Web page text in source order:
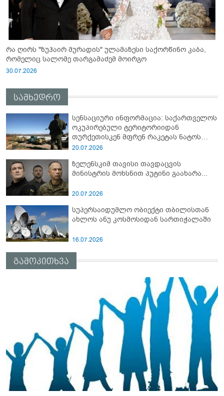
რა ღირს "ზუჰაირ მურადის" ულამაზესი საქორწინო კაბა,
რომელიც სალომე თარგამაძემ მოირგო
30.07.2026
სამხედრო
სენსაციური ინფორმაცია: საქართველოს
ოკუპირებული ტერიტორიიდან
თურქეთისკენ მფრენ რაკეტას ნატოს
სამიტი კინაღამ ჩაუშლია
20.07.2026
ზელენსკიმ თავისი თავდაცვის
მინისტრის მოხსნით პუტინი გაახარა...
20.07.2026
სუპერსაიდუმლო ობიექტი თბილისთან
ახლოს ანუ კოსმოსიდან სართიჭალაში
16.07.2026
გამოკითხვა